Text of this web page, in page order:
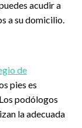
acudir a
a su domicilio.
de
pies es
podólogos
la adecuada